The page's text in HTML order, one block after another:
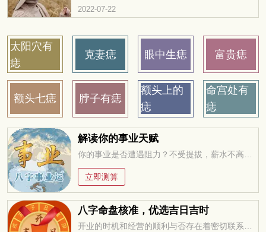
易网整理了不同痣相的分析，大家想知道自己长
的痣有什么含义，就可以关注一下。 白月...
2022-07-22
太阳穴有
痣
克妻痣 眼中生痣 富贵痣
额头七痣 脖子有痣
额头上的
痣
命宫处有
痣
解读你的事业天赋
立即测算
八字命盘核准，优选吉日吉时
开业的时机和经营的顺利与否存在着密切联系，万万不可忽视，选择一个吉祥的日子开业，聚集吉利的气场，有于经营顺畅